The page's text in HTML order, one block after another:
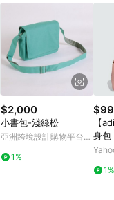
$2,000
小書包-淺綠松
亞洲跨境設計購物平台
1%
【
身
1%